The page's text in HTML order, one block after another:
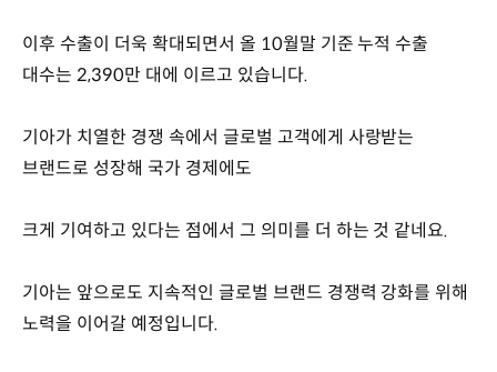
이후 수출이 더욱 확대되면서 올 10월말 기준 누적 수출
대수는 2,390만 대에 이르고 있습니다.
기아가 치열한 경쟁 속에서 글로벌 고객에게 사랑받는
브랜드로 성장해 국가 경제에도
크게 기여하고 있다는 점에서 그 의미를 더 하는 것 같네요.
기아는 앞으로도 지속적인 글로벌 브랜드 경쟁력 강화를 위해
노력을 이어갈 예정입니다.